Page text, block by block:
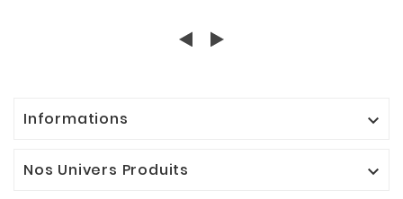
Informations 
Nos Univers Produits 